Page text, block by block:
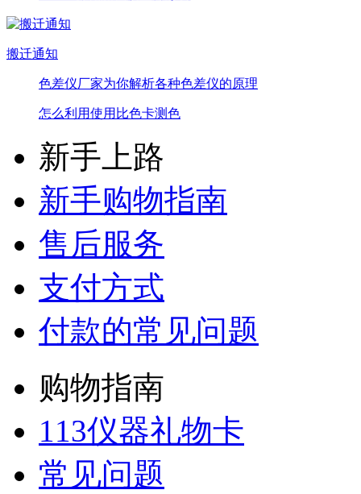
搬迁通知
色差仪厂家为你解析各种色差仪的原理
怎么利用使用比色卡测色
新手上路
新手购物指南
售后服务
支付方式
付款的常见问题
购物指南
113仪器礼物卡
常见问题